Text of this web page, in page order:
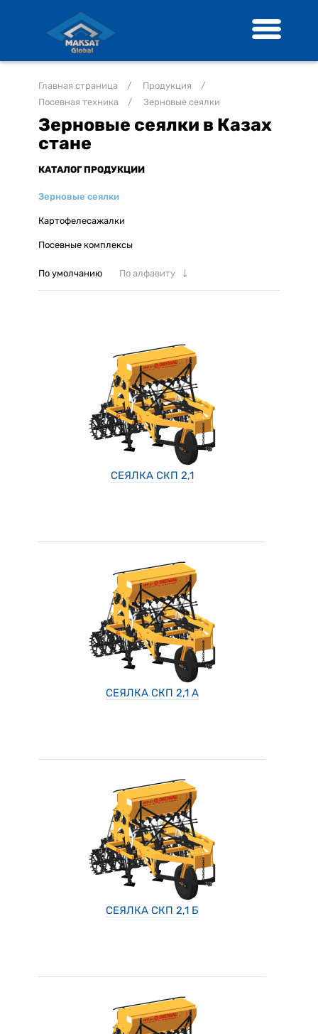
Главная страница / Продукция
/
Посевная техника
/ Зерновые сеялки
Зерновые сеялки в Казах
стане
КАТАЛОГ ПРОДУКЦИИ
Зерновые сеялки
Картофелесажалки
Посевные комплексы
По умолчанию По алфавиту
СЕЯЛКА СКП 2,1
СЕЯЛКА СКП 2,1 А
СЕЯЛКА СКП 2,1 Б